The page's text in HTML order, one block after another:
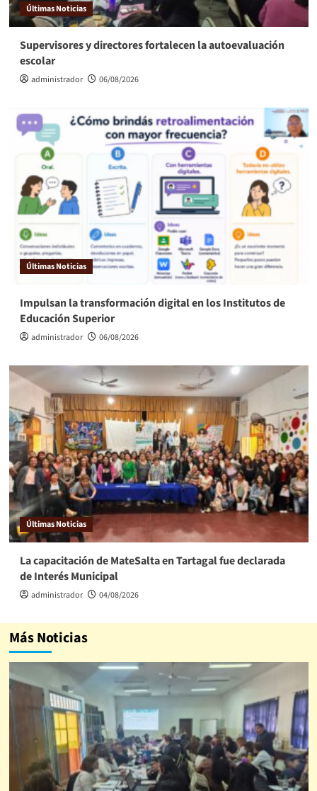
Últimas Noticias
Supervisores y directores fortalecen la autoevaluación
escolar
administrador 06/08/2026
Últimas Noticias
Impulsan la transformación digital en los Institutos de
Educación Superior
administrador 06/08/2026
Últimas Noticias
La capacitación de MateSalta en Tartagal fue declarada
de Interés Municipal
administrador 04/08/2026
Más Noticias